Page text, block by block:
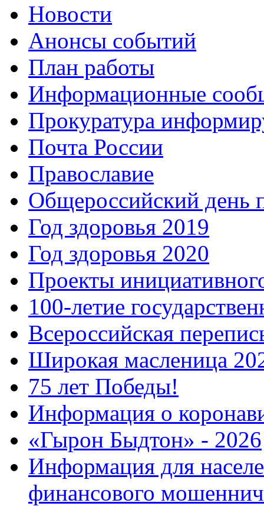
Новости
Анонсы событий
План работы
Информационные
Прокуратура
Почта России
Православие
Общероссийский день
Год здоровья 2019
Год здоровья 2020
Проекты
100-летие
Всероссийская
Широкая масленица
75 лет Победы!
Информация о
«Гырон Быдтон» - 2026
Информация для
финансового